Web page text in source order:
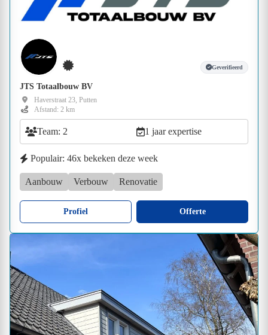
Geverifieerd
JTS Totaalbouw BV
Haverstraat 23, Putten
Afstand: 2 km
Team: 2 1 jaar expertise
Populair: 46x bekeken deze week
Aanbouw Verbouw Renovatie
Profiel Offerte